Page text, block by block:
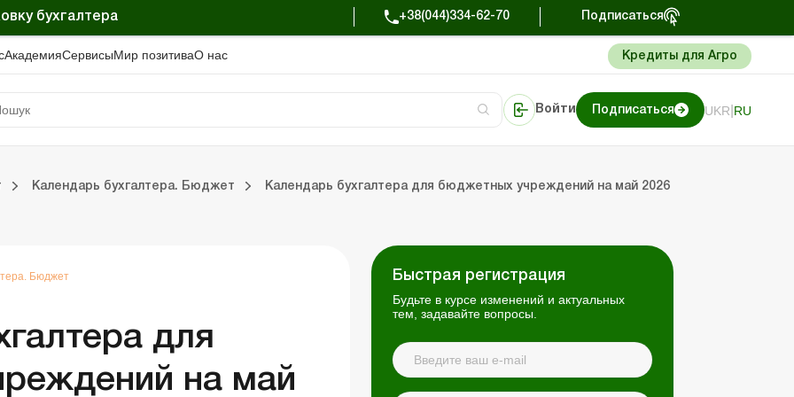
бухгалтера +38(044)334-62-70 Подписаться
АкадемияСервисыМир позитиваО нас Кредиты для Агро
Войти Подписаться UKR RU
Календарь бухгалтера. Бюджет
Календарь бухгалтера для бюджетных учреждений на май 2026
Бюджет
для
на май
Быстрая регистрация
Будьте в курсе изменений и актуальных
тем, задавайте вопросы.